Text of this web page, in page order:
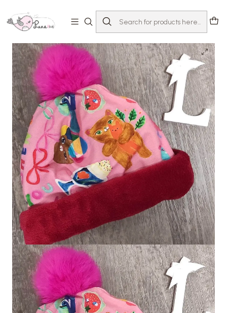
Acessórios Golas e Gorros Gorro KittyKat